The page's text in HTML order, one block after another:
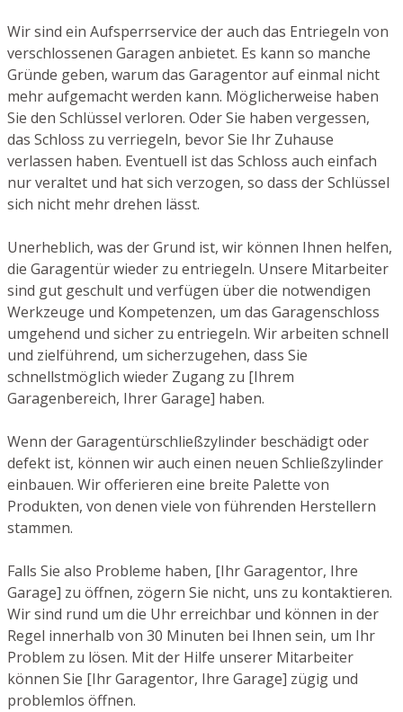
Wir sind ein Aufsperrservice der auch das Entriegeln von
verschlossenen Garagen anbietet. Es kann so manche
Gründe geben, warum das Garagentor auf einmal nicht
mehr aufgemacht werden kann. Möglicherweise haben
Sie den Schlüssel verloren. Oder Sie haben vergessen,
das Schloss zu verriegeln, bevor Sie Ihr Zuhause
verlassen haben. Eventuell ist das Schloss auch einfach
nur veraltet und hat sich verzogen, so dass der Schlüssel
sich nicht mehr drehen lässt.
Unerheblich, was der Grund ist, wir können Ihnen helfen,
die Garagentür wieder zu entriegeln. Unsere Mitarbeiter
sind gut geschult und verfügen über die notwendigen
Werkzeuge und Kompetenzen, um das Garagenschloss
umgehend und sicher zu entriegeln. Wir arbeiten schnell
und zielführend, um sicherzugehen, dass Sie
schnellstmöglich wieder Zugang zu [Ihrem
Garagenbereich, Ihrer Garage] haben.
Wenn der Garagentürschließzylinder beschädigt oder
defekt ist, können wir auch einen neuen Schließzylinder
einbauen. Wir offerieren eine breite Palette von
Produkten, von denen viele von führenden Herstellern
stammen.
Falls Sie also Probleme haben, [Ihr Garagentor, Ihre
Garage] zu öffnen, zögern Sie nicht, uns zu kontaktieren.
Wir sind rund um die Uhr erreichbar und können in der
Regel innerhalb von 30 Minuten bei Ihnen sein, um Ihr
Problem zu lösen. Mit der Hilfe unserer Mitarbeiter
können Sie [Ihr Garagentor, Ihre Garage] zügig und
problemlos öffnen.